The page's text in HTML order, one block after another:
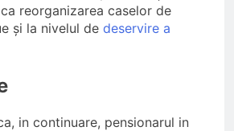
reorganizarea caselor de
și la nivelul de deservire a
in continuare, pensionarul in